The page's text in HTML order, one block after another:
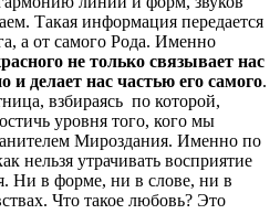
Такая информация передается
а от самого Рода. Именно
не только связывает нас
и делает нас частью его самого.
взбираясь по которой,
уровня того, кого мы
Мироздания. Именно по
нельзя утрачивать восприятие
Ни в форме, ни в слове, ни в
Что такое любовь? Это